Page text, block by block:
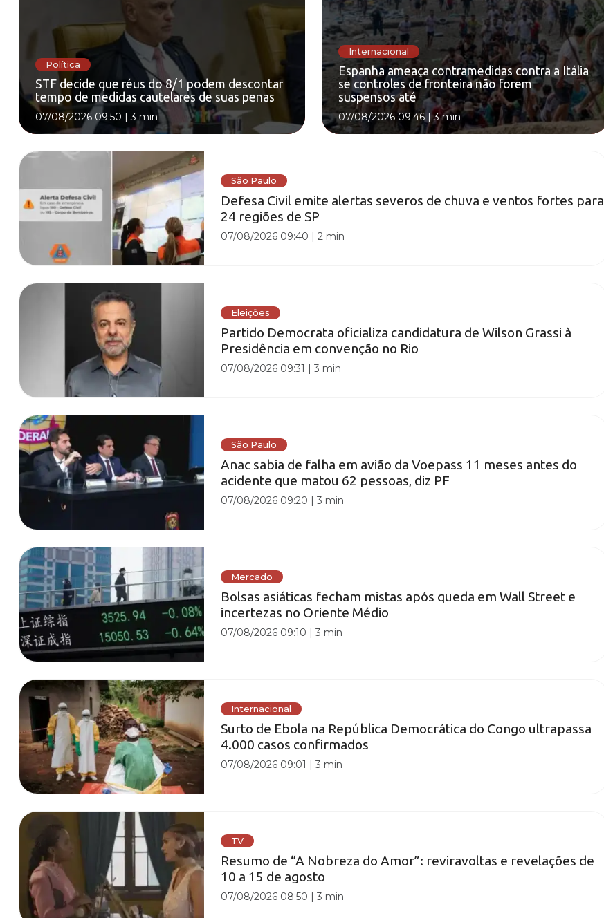
Política
STF decide que réus do 8/1 podem descontar
tempo de medidas cautelares de suas penas
07/08/2026 09:50 |3 min
Internacional
Espanha ameaça contramedidas contra a Itália
se controles de fronteira não forem
suspensos até
07/08/2026 09:46|3 min
São Paulo
Defesa Civil emite alertas severos de chuva e ventos fortes para
24 regiões de SP
07/08/2026 09:40 |2 min
Eleições
Partido Democrata oficializa candidatura de Wilson Grassi à
Presidência em convenção no Rio
07/08/2026 09:31 |3 min
São Paulo
Anac sabia de falha em avião da Voepass 11 meses antes do
acidente que matou 62 pessoas, diz PF
07/08/2026 09:20 |3 min
Mercado
Bolsas asiáticas fecham mistas após queda em Wall Street e
incertezas no Oriente Médio
07/08/2026 09:10 |3 min
Internacional
Surto de Ebola na República Democrática do Congo ultrapassa
4.000 casos confirmados
07/08/2026 09:01 |3 min
TV
Resumo de “A Nobreza do Amor”: reviravoltas e revelações de
10 a 15 de agosto
07/08/2026 08:50 |3 min